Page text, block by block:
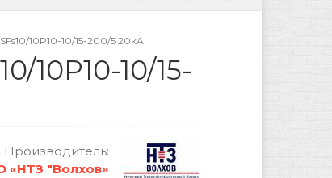
10P10-10/15-200/5 20kA
10/15-
Производитель:
«НТЗ "Волхов»